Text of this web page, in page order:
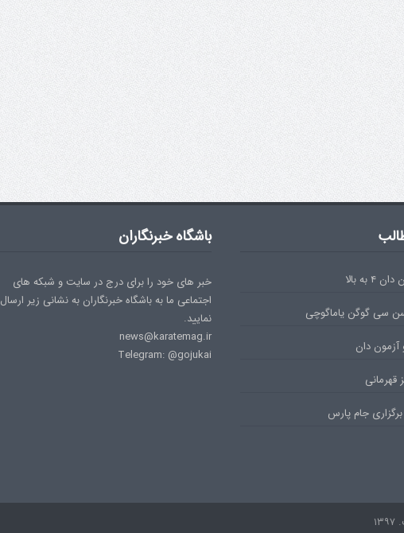
سمینار فنی و آزمون دان افزایش جوایز قهرمانی
به بالا
سی گوگن یاماگوچی
آزمون دان
قهرمانی
جام پارس
باشگاه خبرنگاران
خبر های خود را برای درج در سایت و شبکه های
اجتماعی ما به باشگاه خبرنگاران به نشانی زیر ارسال
نمایید.
news@karatemag.ir
Telegram: @gojukai